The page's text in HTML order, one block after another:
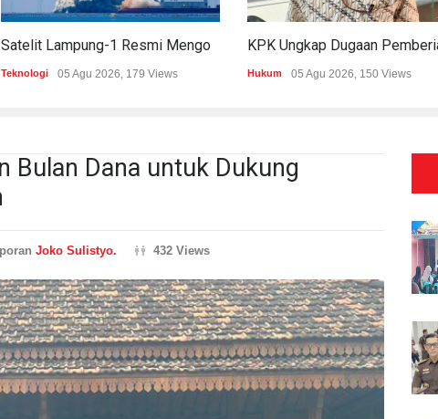
Teknologi 05 Agu 2026, 179 Views Hukum 05 Agu 2026, 150 Views
Bulan Dana untuk Dukung
Joko Sulistyo. 432 Views